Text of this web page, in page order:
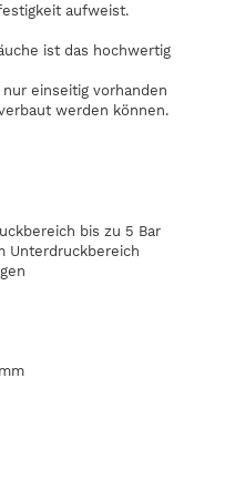
aufweist.
ist das hochwertig
einseitig vorhanden
werden können.
bis zu 5 Bar
Unterdruckbereich